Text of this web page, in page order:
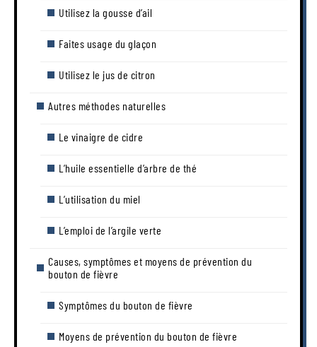
Utilisez la gousse d’ail
Faites usage du glaçon
Utilisez le jus de citron
Autres méthodes naturelles
Le vinaigre de cidre
L’huile essentielle d’arbre de thé
L’utilisation du miel
L’emploi de l’argile verte
Causes, symptômes et moyens de prévention du
bouton de fièvre
Symptômes du bouton de fièvre
Moyens de prévention du bouton de fièvre